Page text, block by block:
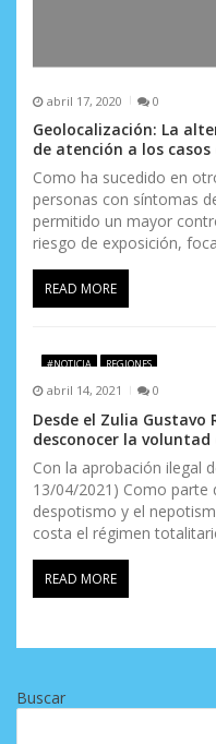
abril 17, 2020 0
Geolocalización: La
de atención a los casos
Como ha sucedido en
personas con síntomas
permitido un mayor
riesgo de exposición,
READ MORE
#NOTICIA REGIONES
abril 14, 2021 0
Desde el Zulia Gustavo
desconocer la voluntad
Con la aprobación ilegal
13/04/2021) Como parte
despotismo y el
costa el régimen
READ MORE
Buscar